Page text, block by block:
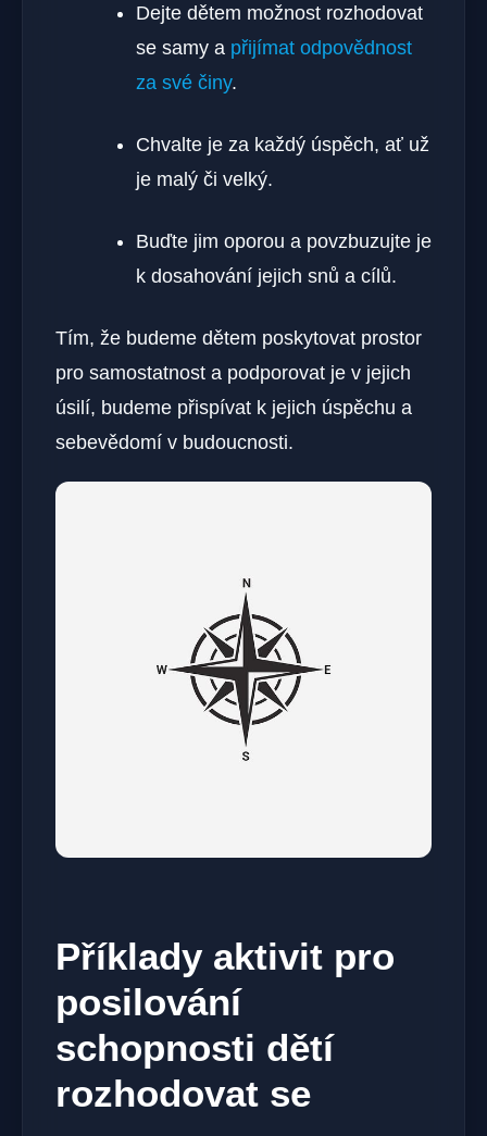
Dejte dětem možnost rozhodovat
se samy a přijímat odpovědnost
za své činy.
Chvalte je za každý úspěch, ať už
je malý či velký.
Buďte jim oporou a povzbuzujte je
k dosahování jejich snů a cílů.
Tím, že budeme dětem poskytovat prostor
pro samostatnost a podporovat je v jejich
úsilí, budeme přispívat k jejich úspěchu a
sebevědomí v budoucnosti.
Příklady aktivit pro
posilování
schopnosti dětí
rozhodovat se